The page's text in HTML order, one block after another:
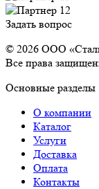
Задать вопрос
© 2026 OOO
Все права
Основные разделы
О компании
Каталог
Услуги
Доставка
Оплата
Контакты